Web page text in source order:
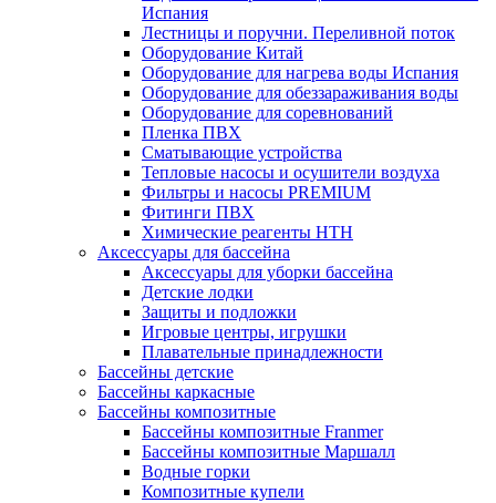
Испания
Лестницы и поручни. Переливной поток
Оборудование Китай
Оборудование для нагрева воды Испания
Оборудование для обеззараживания воды
Оборудование для соревнований
Пленка ПВХ
Сматывающие устройства
Тепловые насосы и осушители воздуха
Фильтры и насосы PREMIUM
Фитинги ПВХ
Химические реагенты HTH
Аксессуары для бассейна
Аксессуары для уборки бассейна
Детские лодки
Защиты и подложки
Игровые центры, игрушки
Плавательные принадлежности
Бассейны детские
Бассейны каркасные
Бассейны композитные
Бассейны композитные Franmer
Бассейны композитные Маршалл
Водные горки
Композитные купели